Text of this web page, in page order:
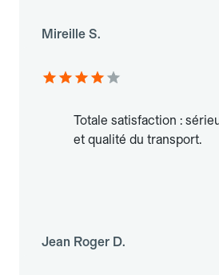
Mireille S.
Totale satisfaction :
et qualité du transport.
Jean Roger D.